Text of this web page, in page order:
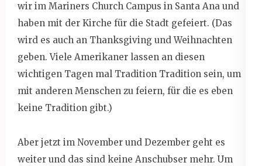
wir im Mariners Church Campus in Santa Ana und
haben mit der Kirche für die Stadt gefeiert. (Das
wird es auch an Thanksgiving und Weihnachten
geben. Viele Amerikaner lassen an diesen
wichtigen Tagen mal Tradition Tradition sein, um
mit anderen Menschen zu feiern, für die es eben
keine Tradition gibt.)
Aber jetzt im November und Dezember geht es
weiter und das sind keine Anschubser mehr. Um